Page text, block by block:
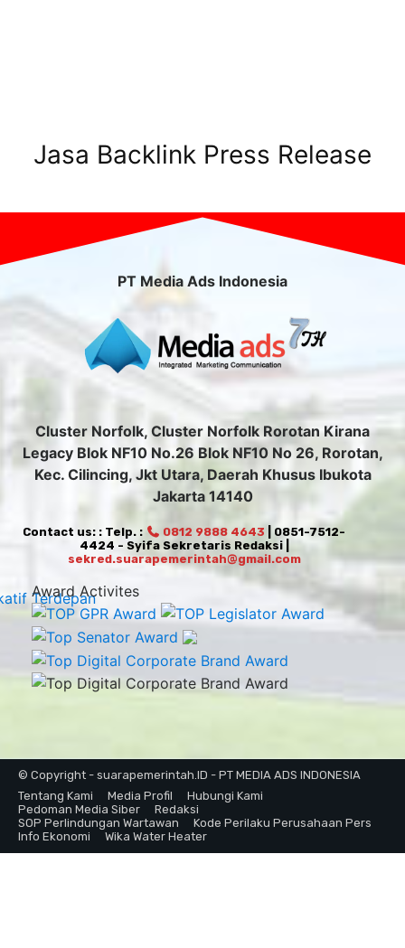
Jasa Backlink Press Release
PT Media Ads Indonesia
Cluster Norfolk, Cluster Norfolk Rorotan Kirana
Legacy Blok NF10 No.26 Blok NF10 No 26, Rorotan,
Kec. Cilincing, Jkt Utara, Daerah Khusus Ibukota
Jakarta 14140
Contact us: : Telp. : 0812 9888 4643 | 0851-7512-
4424 - Syifa Sekretaris Redaksi |
sekred.suarapemerintah@gmail.com
Award Activites
© Copyright - suarapemerintah.ID - PT MEDIA ADS INDONESIA
Tentang Kami
Media Profil
Hubungi Kami
Pedoman Media Siber
Redaksi
SOP Perlindungan Wartawan
Kode Perilaku Perusahaan Pers
Info Ekonomi
Wika Water Heater